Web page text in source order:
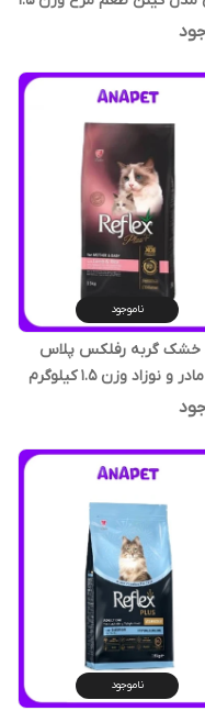
ناموجود
خشک گربه رفلکس پلاس
و نوزاد وزن 1.5 کیلوگرم
ناموجود